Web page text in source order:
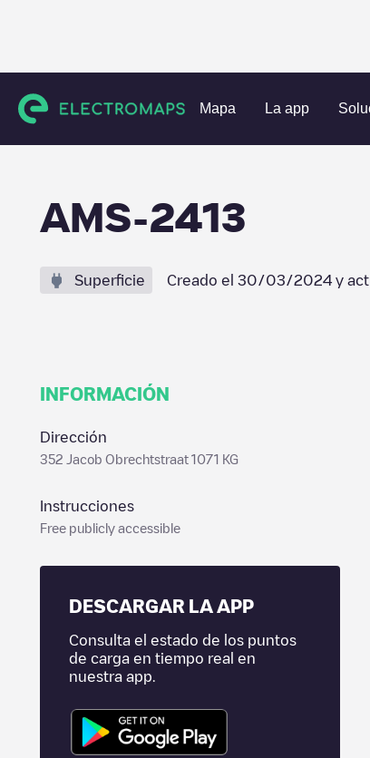
Mapa La app
Estaciones de carga Países Bajos Amsterdam
AMS-2413
Superficie Creado el 30/03/2024 y
INFORMACIÓN
Dirección
352 Jacob Obrechtstraat 1071 KG
Instrucciones
Free publicly accessible
DESCARGAR LA APP
Consulta el estado de los puntos
de carga en tiempo real en
nuestra app.